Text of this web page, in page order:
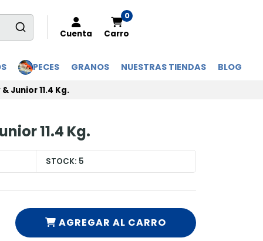
Cuenta
0
Carro
PECES GRANOS NUESTRAS TIENDAS BLOG
Junior 11.4 Kg.
11.4 Kg.
STOCK: 5
AGREGAR AL CARRO